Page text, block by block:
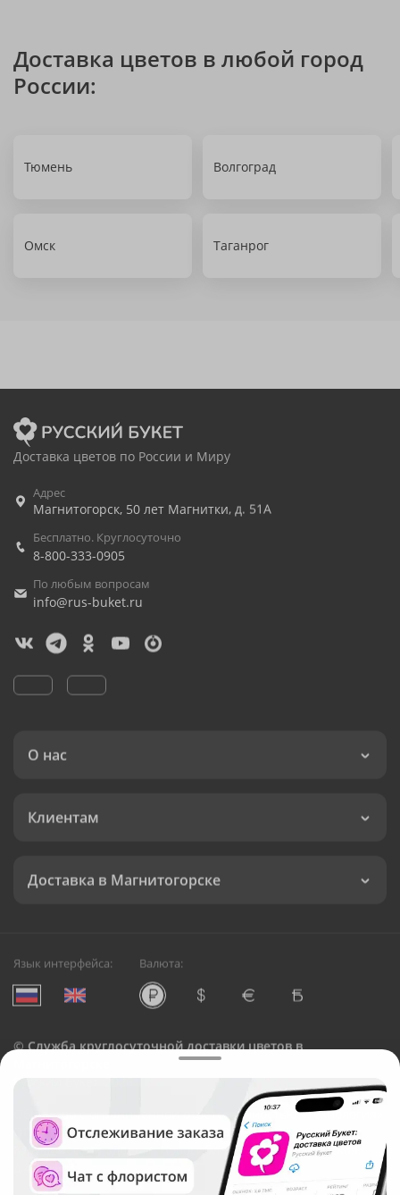
Доставка цветов в любой город
России:
Тюмень Волгоград
Омск Таганрог
Доставка цветов по России и Миру
Адрес
Магнитогорск, 50 лет Магнитки, д. 51А
Бесплатно. Круглосуточно
8-800-333-0905
По любым вопросам
info@rus-buket.ru
О нас
Клиентам
Доставка в Магнитогорске
Язык интерфейса: Валюта:
©Служба круглосуточной доставки цветов в
Русский Букет, 2026
Общество с ограниченной ответственностью «Технология»
ОГРН: 1195476081745, ИНН: 5410081997
Юридический адрес: г. Новосибирск, ул. Ипподромская,
д.42, оф. 3